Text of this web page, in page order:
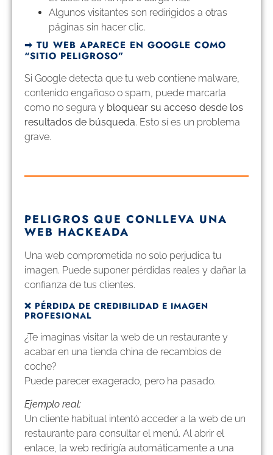
Algunos visitantes son redirigidos a otras
páginas sin hacer clic.
➡︎ TU WEB APARECE EN GOOGLE COMO
“SITIO PELIGROSO”
Si Google detecta que tu web contiene malware,
contenido engañoso o spam, puede marcarla
como no segura y bloquear su acceso desde los
resultados de búsqueda. Esto sí es un problema
grave.
PELIGROS QUE CONLLEVA UNA
WEB HACKEADA
Una web comprometida no solo perjudica tu
imagen. Puede suponer pérdidas reales y dañar la
confianza de tus clientes.
❌ PÉRDIDA DE CREDIBILIDAD E IMAGEN
PROFESIONAL
¿Te imaginas visitar la web de un restaurante y
acabar en una tienda china de recambios de
coche?
Puede parecer exagerado, pero ha pasado.
Ejemplo real:
Un cliente habitual intentó acceder a la web de un
restaurante para consultar el menú. Al abrir el
enlace, la web redirigía automáticamente a una